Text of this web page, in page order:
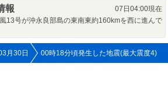
報
07日04:00現在
13号が沖永良部島の東南東約160kmを西に進んで
月30日 00時18分頃発生した地震(最大震度4)